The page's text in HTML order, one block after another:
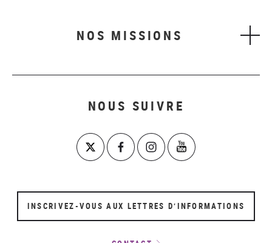
NOS MISSIONS
NOUS SUIVRE
INSCRIVEZ-VOUS AUX LETTRES D’INFORMATIONS